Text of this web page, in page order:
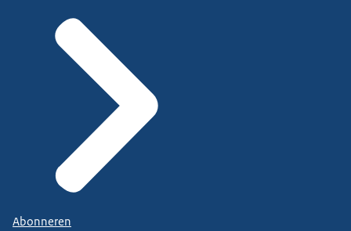
Abonneren